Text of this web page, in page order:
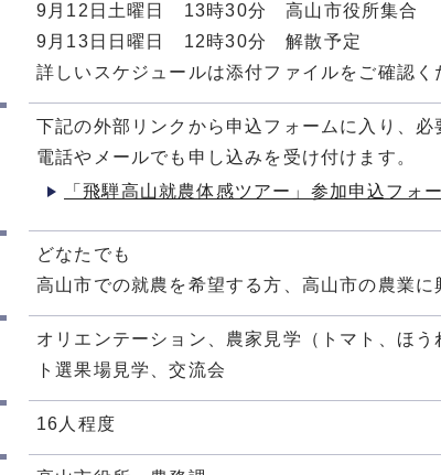
9月12日土曜日 13時30分 高山市役所集合
9月13日日曜日 12時30分 解散予定
詳しいスケジュールは添付ファイルをご確認く
下記の外部リンクから申込フォームに入り、必
電話やメールでも申し込みを受け付けます。
「飛騨高山就農体感ツアー」参加申込フォ
どなたでも
高山市での就農を希望する方、高山市の農業に
オリエンテーション、農家見学（トマト、ほ
ト選果場見学、交流会
16人程度